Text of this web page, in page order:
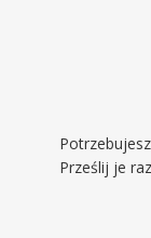
Prześlij je